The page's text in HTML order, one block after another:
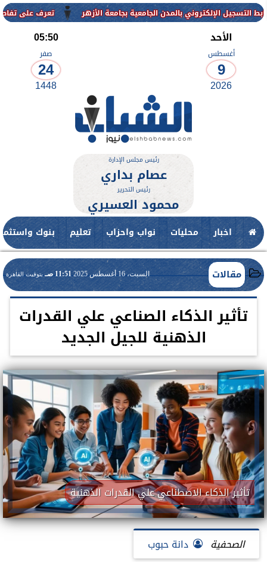
تعرف على تفاصيل وشروط بالمدن الجامعية بجامعة الأزهر
الأحد
أغسطس
9
2026
05:50
صفر
24
1448
رئيس مجلس الإدارة
عصام بداري
رئيس التحرير
محمود العسيري
اخبار محليات نواب واحزاب تعليم بنوك
مقالات السبت، 16 أغسطس 2025 11:51 صـ بتوقيت القاهرة
تأثير الذكاء الصناعي علي القدرات
الذهنية للجيل الجديد
تأثير الذكاء الاصطناعي علي القدرات الذهنية
الصحفية دانة حبوب